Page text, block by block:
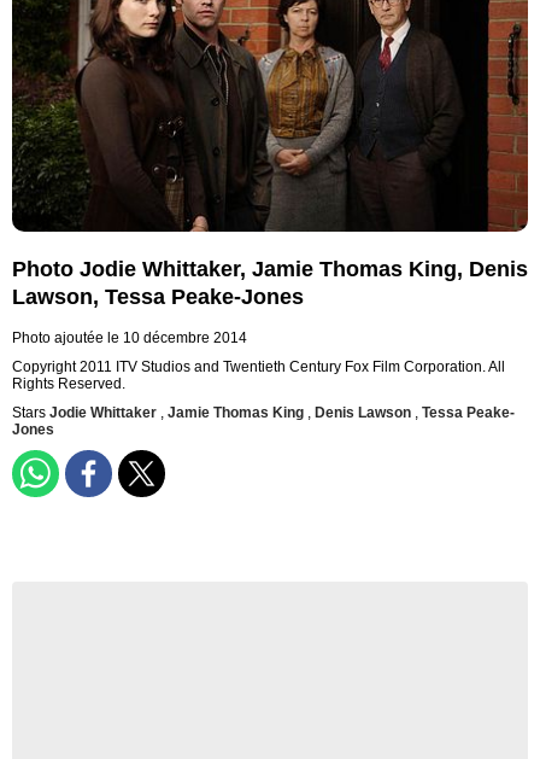
Photo Jodie Whittaker, Jamie Thomas King, Denis
Lawson, Tessa Peake-Jones
Photo ajoutée le 10 décembre 2014
Copyright 2011 ITV Studios and Twentieth Century Fox Film Corporation. All
Rights Reserved.
Stars Jodie Whittaker , Jamie Thomas King , Denis Lawson , Tessa Peake-
Jones